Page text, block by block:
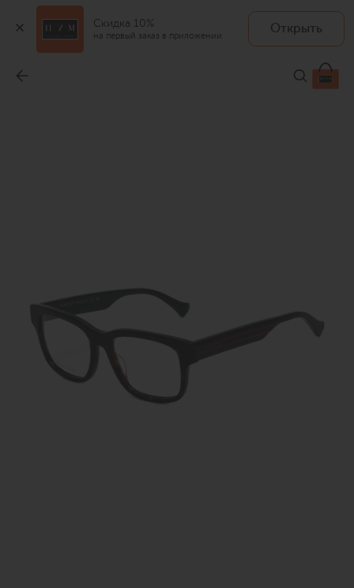
Скидка 10%
на первый заказ в приложении
Открыть